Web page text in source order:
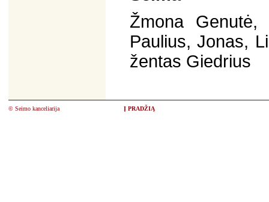
Žmona
Paulius, Jonas,
žentas Giedrius
© Seimo kanceliarija Į PRADŽIĄ